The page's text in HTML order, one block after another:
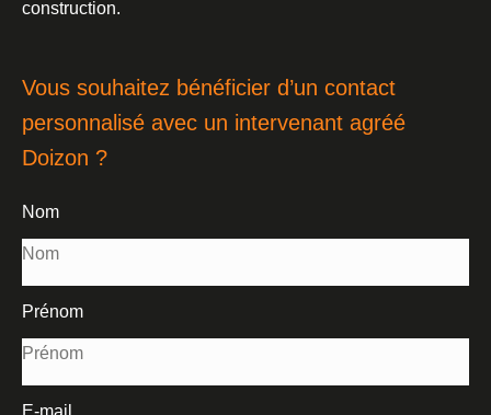
construction.
Vous souhaitez bénéficier d’un contact
personnalisé avec un intervenant agréé
Doizon ?
Nom
Prénom
E-mail